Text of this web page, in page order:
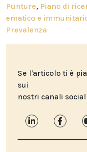
Punture, Piano di
ematico e
Prevalenza
Se l'articolo ti è
sui
nostri canali